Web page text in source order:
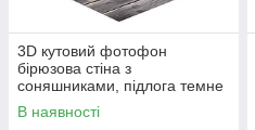
3D кутовий фотофон
бірюзова стіна з
соняшниками, підлога темне
дерево і блакитні дошки,
50×50 см, №58628
В наявності